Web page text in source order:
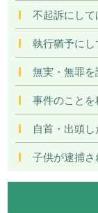
不起訴にして
執行猶予に
無実・無罪
事件のこと
自首・出頭し
子供が逮捕